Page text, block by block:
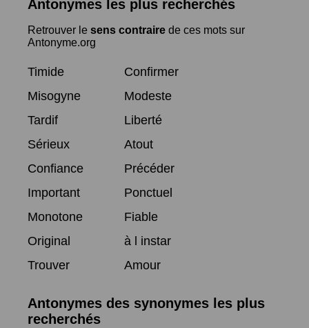
Antonymes les plus recherchés
Retrouver le sens contraire de ces mots sur
Antonyme.org
Timide
Confirmer
Misogyne
Modeste
Tardif
Liberté
Sérieux
Atout
Confiance
Précéder
Important
Ponctuel
Monotone
Fiable
Original
à l instar
Trouver
Amour
Antonymes des synonymes les plus
recherchés